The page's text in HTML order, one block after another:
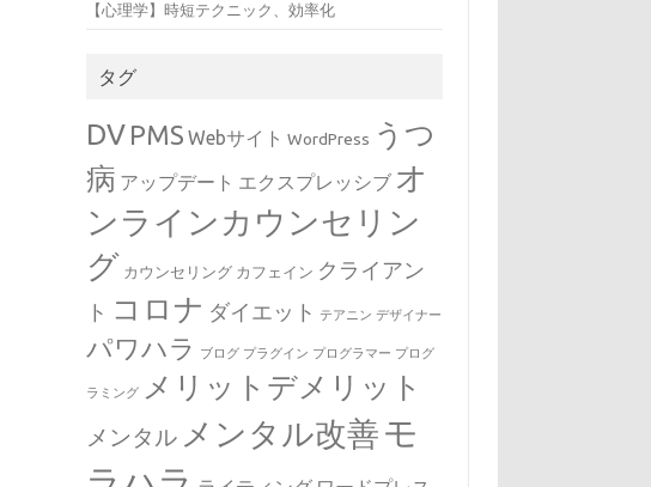
【心理学】時短テクニック、効率化
タグ
DV PMS Webサイト WordPress うつ
病 アップデート エクスプレッシブ オ
ンラインカウンセリン
グ カウンセリング カフェイン クライアン
ト コロナ ダイエット テアニン デザイナー
パワハラ ブログ プラグイン プログラマー プログ
ラミング メリットデメリット
メンタル メンタル改善 モ